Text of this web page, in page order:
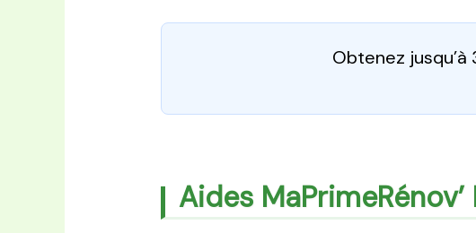
Obtenez jusqu’à
Aides